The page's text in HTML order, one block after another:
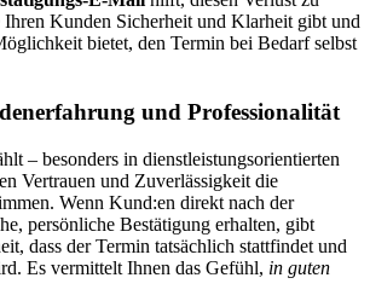
Ihren Kunden Sicherheit und Klarheit gibt und
bietet, den Termin bei Bedarf selbst
und Professionalität
– besonders in dienstleistungsorientierten
Vertrauen und Zuverlässigkeit die
Wenn Kund:en direkt nach der
persönliche Bestätigung erhalten, gibt
dass der Termin tatsächlich stattfindet und
Es vermittelt Ihnen das Gefühl, in guten